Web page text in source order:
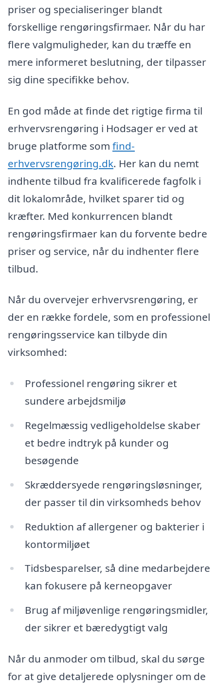
priser og specialiseringer blandt
forskellige rengøringsfirmaer. Når du har
flere valgmuligheder, kan du træffe en
mere informeret beslutning, der tilpasser
sig dine specifikke behov.
En god måde at finde det rigtige firma til
erhvervsrengøring i Hodsager er ved at
bruge platforme som find-
erhvervsrengøring.dk. Her kan du nemt
indhente tilbud fra kvalificerede fagfolk i
dit lokalområde, hvilket sparer tid og
kræfter. Med konkurrencen blandt
rengøringsfirmaer kan du forvente bedre
priser og service, når du indhenter flere
tilbud.
Når du overvejer erhvervsrengøring, er
der en række fordele, som en professionel
rengøringsservice kan tilbyde din
virksomhed:
Professionel rengøring sikrer et
sundere arbejdsmiljø
Regelmæssig vedligeholdelse skaber
et bedre indtryk på kunder og
besøgende
Skræddersyede rengøringsløsninger,
der passer til din virksomheds behov
Reduktion af allergener og bakterier i
kontormiljøet
Tidsbesparelser, så dine medarbejdere
kan fokusere på kerneopgaver
Brug af miljøvenlige rengøringsmidler,
der sikrer et bæredygtigt valg
Når du anmoder om tilbud, skal du sørge
for at give detaljerede oplysninger om de